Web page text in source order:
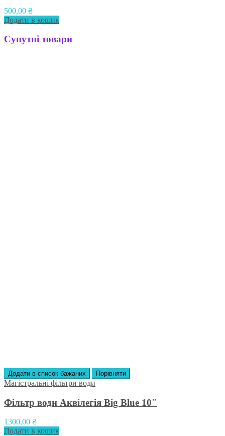
500,00 ₴
Додати в кошик
Супутні товари
Додати в список бажаних Порівняти
Магістральні фільтри води
Фільтр води Аквілегія Big Blue 10″
1300,00 ₴
Додати в кошик